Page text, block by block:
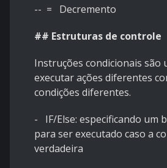
-- = Decremento
## Estruturas de controle
Instruções condicionais são
executar ações diferentes
condições diferentes.
- IF/Else: especificando um
para ser executado caso a
verdadeira